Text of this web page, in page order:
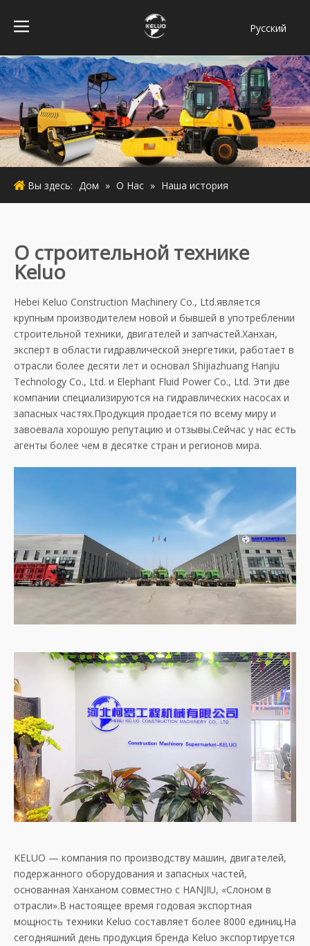
Pусский
Bahasa
indonesia
Türk dili
ไทย
Italiano
Deutsch
Вы здесь: Дом » О Hас » Наша история
О строительной технике
Keluo
Hebei Keluo Construction Machinery Co., Ltd.является
крупным производителем новой и бывшей в употреблении
строительной техники, двигателей и запчастей.Ханхан,
эксперт в области гидравлической энергетики, работает в
отрасли более десяти лет и основал Shijiazhuang Hanjiu
Technology Co., Ltd. и Elephant Fluid Power Co., Ltd. Эти две
компании специализируются на гидравлических насосах и
запасных частях.Продукция продается по всему миру и
завоевала хорошую репутацию и отзывы.Сейчас у нас есть
агенты более чем в десятке стран и регионов мира.
KELUO — компания по производству машин, двигателей,
подержанного оборудования и запасных частей,
основанная Ханханом совместно с HANJIU, «Слоном в
отрасли».В настоящее время годовая экспортная
мощность техники Keluo составляет более 8000 единиц.На
сегодняшний день продукция бренда Keluo экспортируется